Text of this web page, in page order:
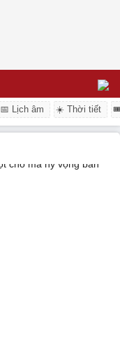
📅 Lịch âm ☀️ Thời tiết